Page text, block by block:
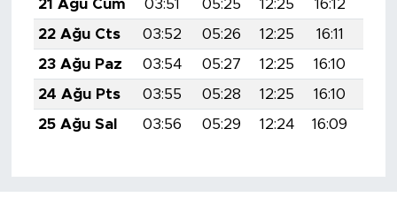
21 Ağu Cum
03:51 05:25 12:25 16:12
22 Ağu Cts
03:52 05:26 12:25 16:11
23 Ağu Paz
03:54 05:27 12:25 16:10
24 Ağu Pts
03:55 05:28 12:25 16:10
25 Ağu Sal
03:56 05:29 12:24 16:09